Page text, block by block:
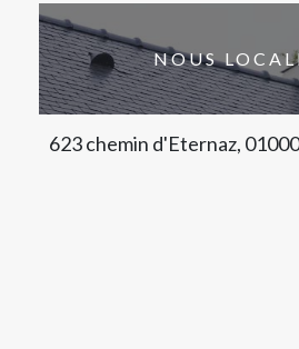
NOUS
623 chemin d'Eternaz,